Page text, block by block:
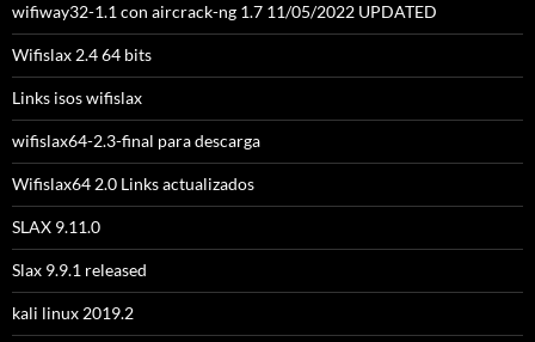
wifiway32-1.1 con aircrack-ng 1.7 11/05/2022 UPDATED
Wifislax 2.4 64 bits
Links isos wifislax
wifislax64-2.3-final para descarga
Wifislax64 2.0 Links actualizados
SLAX 9.11.0
Slax 9.9.1 released
kali linux 2019.2